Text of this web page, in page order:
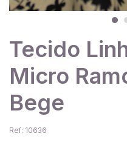
Tecido
Micro
Bege
Ref: 10636